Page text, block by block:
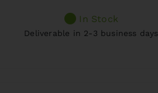
In Stock
Deliverable in 2-3 business days